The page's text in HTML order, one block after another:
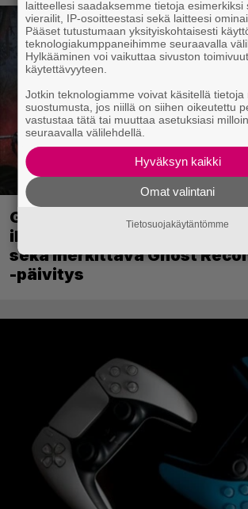
Ghost Recon 25 vuotta:
ilmaiseksi Ghost Recon:
sekä merkittävä Ghost
-päivitys
laitteellesi saadaksemme tietoja esimerkiksi
vierailit, IP-osoitteestasi sekä laitteesi
Pääset tutustumaan yksityiskohtaisesti
teknologiakumppaneihimme seuraavalla
Hylkääminen voi vaikuttaa sivuston
käytettävyyteen.
Jotkin teknologiamme voivat käsitellä tietoja
suostumusta, jos niillä on siihen oikeutettu
vastustaa tätä tai muuttaa asetuksiasi
seuraavalla välilehdellä.
Hyväksyn kaikki
Omat valintani
Tietosuojakäytäntömme